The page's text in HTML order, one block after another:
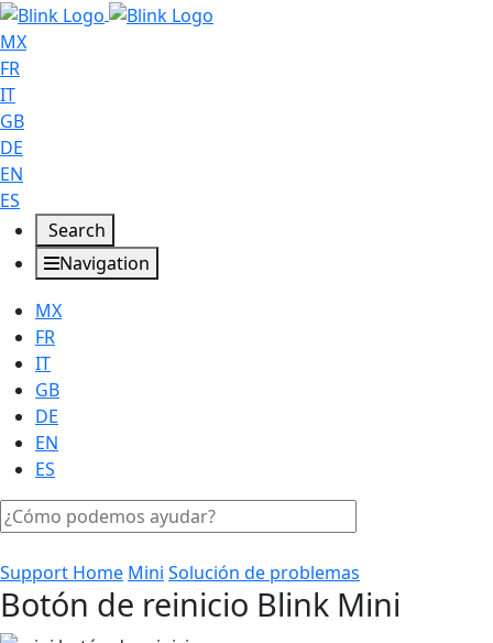
MX
FR
IT
GB
DE
EN
ES
Search
Navigation
MX
FR
IT
GB
DE
EN
ES
Support Home Mini Solución de problemas
Botón de reinicio Blink Mini